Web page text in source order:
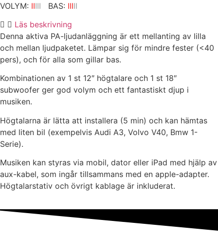
VOLYM: IIIII BAS: IIIII
Läs beskrivning
Denna aktiva PA-ljudanläggning är ett mellanting av lilla
och mellan ljudpaketet. Lämpar sig för mindre fester (<40
pers), och för alla som gillar bas.
Kombinationen av 1 st 12″ högtalare och 1 st 18″
subwoofer ger god volym och ett fantastiskt djup i
musiken.
Högtalarna är lätta att installera (5 min) och kan hämtas
med liten bil (exempelvis Audi A3, Volvo V40, Bmw 1-
Serie).
Musiken kan styras via mobil, dator eller iPad med hjälp av
aux-kabel, som ingår tillsammans med en apple-adapter.
Högtalarstativ och övrigt kablage är inkluderat.